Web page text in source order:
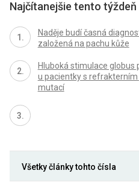
Najčítanejšie tento týždeň
Naděje budí časná
založená na pachu kůže
Hluboká stimulace globus
u pacientky s
mutací
Všetky články tohto čísla